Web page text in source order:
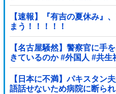
【速報】『有吉の夏休み』
まう！！！！！
【名古屋騒然】警察官に手
きているのか #外国人 #共生
【日本に不満】パキスタン
語話せないため病院に断ら